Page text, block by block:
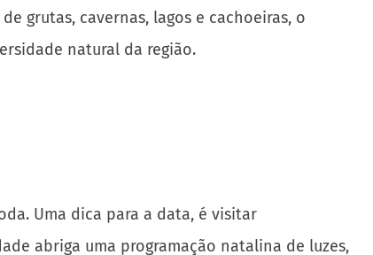
de grutas, cavernas, lagos e cachoeiras, o
natural da região.
Uma dica para a data, é visitar
abriga uma programação natalina de luzes,